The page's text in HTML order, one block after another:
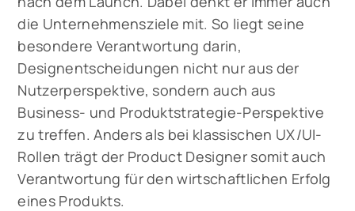
die Unternehmensziele mit. So liegt seine
besondere Verantwortung darin,
Designentscheidungen nicht nur aus der
Nutzerperspektive, sondern auch aus
Business- und Produktstrategie-Perspektive
zu treffen. Anders als bei klassischen UX/UI-
Rollen trägt der Product Designer somit auch
Verantwortung für den wirtschaftlichen Erfolg
eines Produkts.